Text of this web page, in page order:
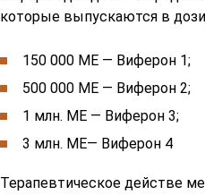
которые выпускаются в
150 000 МЕ — Виферон 1;
500 000 МЕ — Виферон 2;
1 млн. МЕ — Виферон 3;
3 млн. МЕ— Виферон 4
Терапевтическое действе